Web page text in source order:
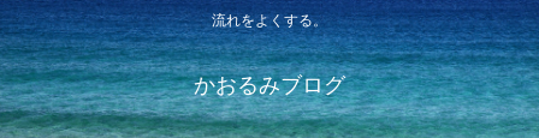
流れをよくする。
かおるみブログ